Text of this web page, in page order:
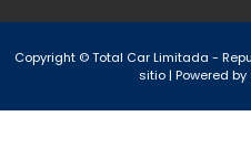
Copyright © Total Car Limitada -
sitio| Powered by